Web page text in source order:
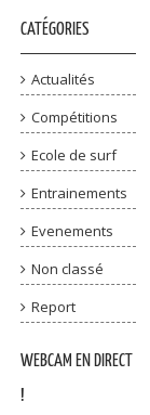
CATÉGORIES
Actualités
Compétitions
Ecole de surf
Entrainements
Evenements
Non classé
Report
WEBCAM EN DIRECT
!